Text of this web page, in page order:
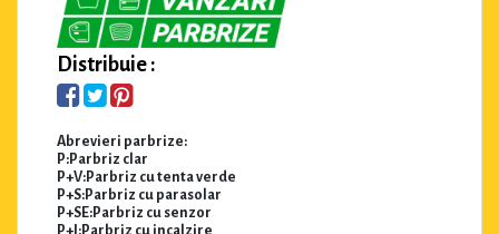
Distribuie :
Abrevieri parbrize:
P:Parbriz clar
P+V:Parbriz cu tenta verde
P+S:Parbriz cu parasolar
P+SE:Parbriz cu senzor
P+I:Parbriz cu incalzire